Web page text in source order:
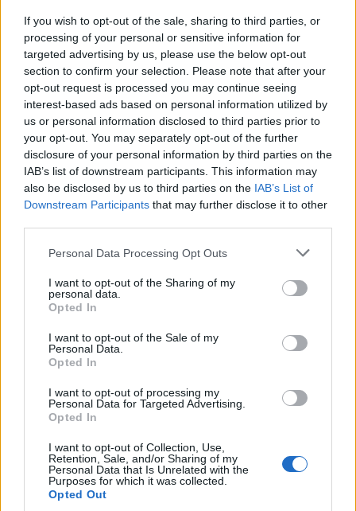
If you wish to opt-out of the sale, sharing to third parties, or
processing of your personal or sensitive information for
targeted advertising by us, please use the below opt-out
section to confirm your selection. Please note that after your
opt-out request is processed you may continue seeing
interest-based ads based on personal information utilized by
us or personal information disclosed to third parties prior to
your opt-out. You may separately opt-out of the further
disclosure of your personal information by third parties on the
IAB’s list of downstream participants. This information may
also be disclosed by us to third parties on the IAB’s List of
Downstream Participants that may further disclose it to other
Personal Data Processing Opt Outs
I want to opt-out of the Sharing of my
personal data.
Opted In
I want to opt-out of the Sale of my
Personal Data.
Opted In
I want to opt-out of processing my
Personal Data for Targeted Advertising.
Opted In
I want to opt-out of Collection, Use,
Retention, Sale, and/or Sharing of my
Personal Data that Is Unrelated with the
Purposes for which it was collected.
Opted Out
PIÙ LETTI OGGI
Il Buddusò in mani sicure con Mario Fadda, il
Monte Alma riparte da Ivano Falchi
5 Ago 2026
ripescate
Coppa Italia: gli accoppiamenti degli ottavi
5 Ago 2026
finale con i derby a Cagliari, Sassari e
Macomer
Il CR sardo esclude anche l'Olbia: l'Usinese è
in Eccellenza, il Fonni sale in Promozione
5 Ago 2026